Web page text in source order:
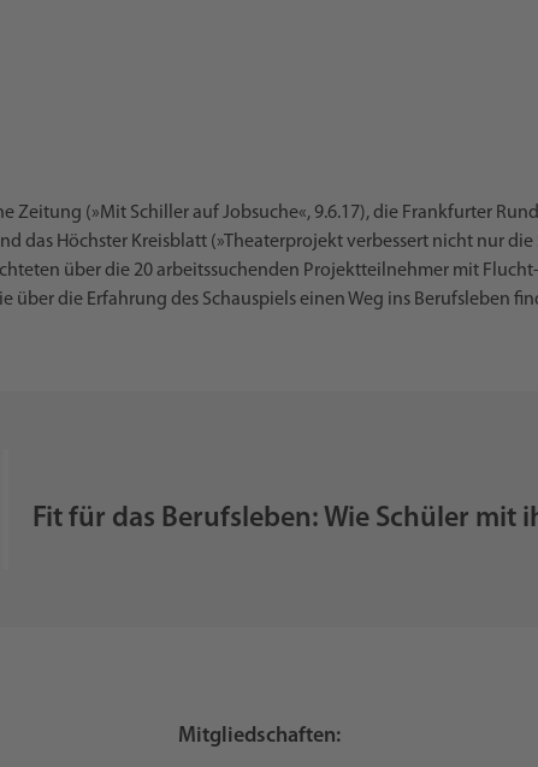
Zeitung (»Mit Schiller auf Jobsuche«, 9.6.17), die Frankfurter
das Höchster Kreisblatt (»Theaterprojekt verbessert nicht nur
über die 20 arbeitssuchenden Projektteilnehmer mit
über die Erfahrung des Schauspiels einen Weg ins Berufsleben
Fit für das Berufsleben: Wie Schüler
Mitgliedschaften: